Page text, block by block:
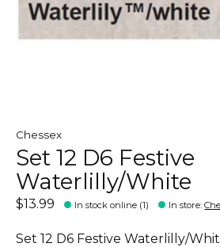
Chessex
Set 12 D6 Festive
Waterlilly/White
$13.99 In stock online (1) In store:
Set 12 D6 Festive Waterlilly/